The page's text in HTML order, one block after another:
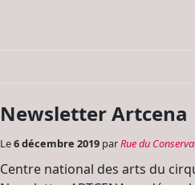
Newsletter Artcena
Le6 décembre 2019 parRue du
Centre national des arts du